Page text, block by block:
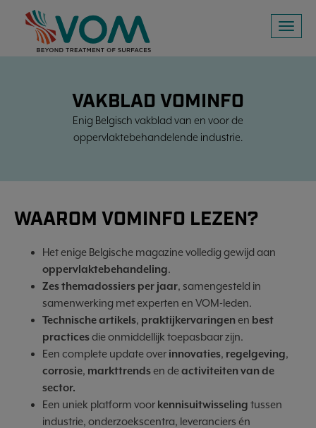
Toggle
VAKBLAD VOMINFO
Enig Belgisch vakblad van en voor de
oppervlaktebehandelende industrie.
WAAROM VOMINFO LEZEN?
Het enige Belgische magazine volledig gewijd aan
oppervlaktebehandeling.
Zes themadossiers per jaar, samengesteld in
samenwerking met experten en VOM-leden.
Technische artikels, praktijkervaringenen best
practicesdie onmiddellijk toepasbaar zijn.
Een complete update over innovaties, regelgeving,
corrosie, markttrendsen deactiviteiten van de
sector.
Een uniek platform voor kennisuitwisseling tussen
industrie, onderzoekscentra, leveranciers én